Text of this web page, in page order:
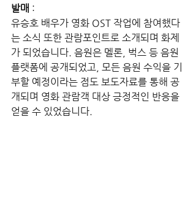
발매 :
유승호 배우가 영화 OST 작업에 참여했다
는 소식 또한 관람포인트로 소개되며 화제
가 되었습니다. 음원은 멜론, 벅스 등 음원
플랫폼에 공개되었고, 모든 음원 수익을 기
부할 예정이라는 점도 보도자료를 통해 공
개되며 영화 관람객 대상 긍정적인 반응을
얻을 수 있었습니다.